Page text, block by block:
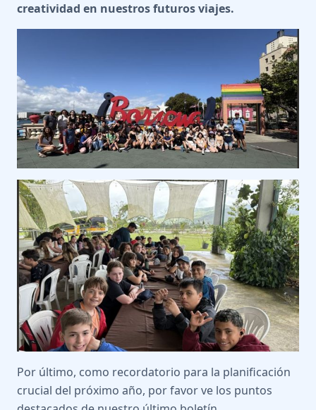
creatividad en nuestros futuros viajes.
Por último, como recordatorio para la planificación
crucial del próximo año, por favor ve los puntos